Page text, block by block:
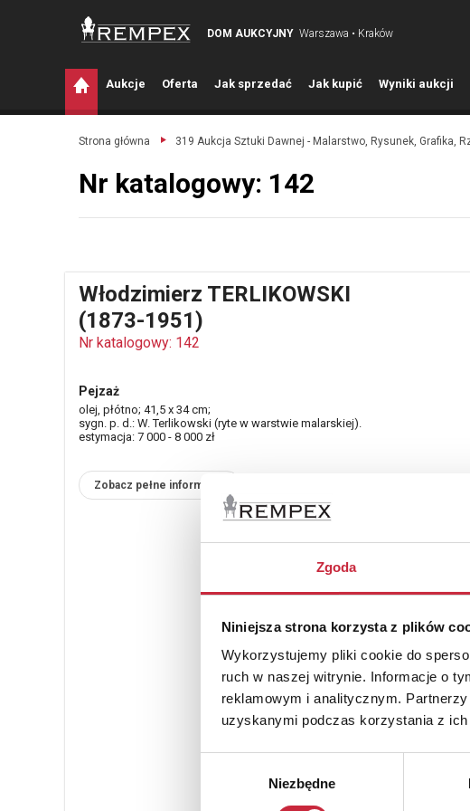
Zgoda
Niniejsza strona korzysta z plików
Wykorzystujemy pliki cookie do
ruch w naszej witrynie. Informacje o
reklamowym i analitycznym.
uzyskanymi podczas korzystania z ich
Niezbędne
DOM AUKCYJNY Warszawa • Kraków
Aukcje Oferta Jak sprzedać Jak kupić Wyniki aukcji
Strona główna 319 Aukcja Sztuki Dawnej - Malarstwo, Rysunek, Grafika,
Nr katalogowy: 142
Włodzimierz TERLIKOWSKI
(1873-1951)
Nr katalogowy: 142
Pejzaż
olej, płótno; 41,5 x 34 cm;
sygn. p. d.: W. Terlikowski (ryte w warstwie malarskiej).
estymacja: 7 000 - 8 000 zł
Zobacz pełne informacje